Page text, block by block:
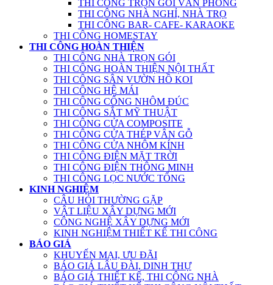
THI CÔNG TRỌN GÓI VĂN PHÒNG
THI CÔNG NHÀ NGHỈ, NHÀ TRỌ
THI CÔNG BAR- CAFE- KARAOKE
THI CÔNG HOMESTAY
THI CÔNG HOÀN THIỆN
THI CÔNG NHÀ TRỌN GÓI
THI CÔNG HOÀN THIỆN NỘI THẤT
THI CÔNG SÂN VƯỜN HỒ KOI
THI CÔNG HỆ MÁI
THI CÔNG CỔNG NHÔM ĐÚC
THI CÔNG SẮT MỸ THUẬT
THI CÔNG CỬA COMPOSITE
THI CÔNG CỬA THÉP VÂN GỖ
THI CÔNG CỬA NHÔM KÍNH
THI CÔNG ĐIỆN MẶT TRỜI
THI CÔNG ĐIỆN THÔNG MINH
THI CÔNG LỌC NƯỚC TỔNG
KINH NGHIỆM
CÂU HỎI THƯỜNG GẶP
VẬT LIỆU XÂY DỰNG MỚI
CÔNG NGHỆ XÂY DỰNG MỚI
KINH NGHIỆM THIẾT KẾ THI CÔNG
BÁO GIÁ
KHUYẾN MẠI, ƯU ĐÃI
BÁO GIÁ LÂU ĐÀI, DINH THỰ
BÁO GIÁ THIẾT KẾ, THI CÔNG NHÀ